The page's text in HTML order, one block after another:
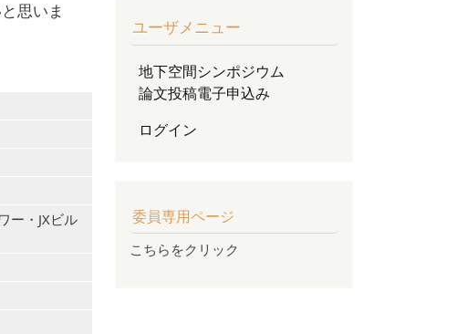
思いま
ー・JXビル
ユーザメニュー
地下空間シンポジウム
論文投稿電子申込み
ログイン
委員専用ページ
こちらをクリック